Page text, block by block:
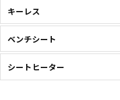
キーレス
ベンチシート
シートヒーター